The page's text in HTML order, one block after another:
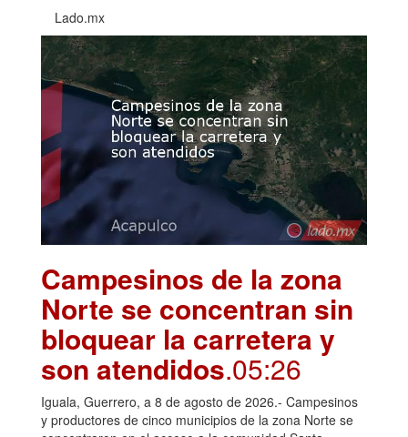
Lado.mx
Campesinos de la zona
Norte se concentran sin
bloquear la carretera y
son atendidos.05:26
Iguala, Guerrero, a 8 de agosto de 2026.- Campesinos
y productores de cinco municipios de la zona Norte se